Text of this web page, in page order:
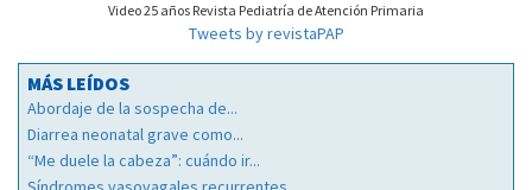
Video 25 años Revista Pediatría de Atención Primaria
Tweets by revistaPAP
MÁS LEÍDOS
Abordaje de la sospecha de...
Diarrea neonatal grave como...
“Me duele la cabeza”: cuándo ir...